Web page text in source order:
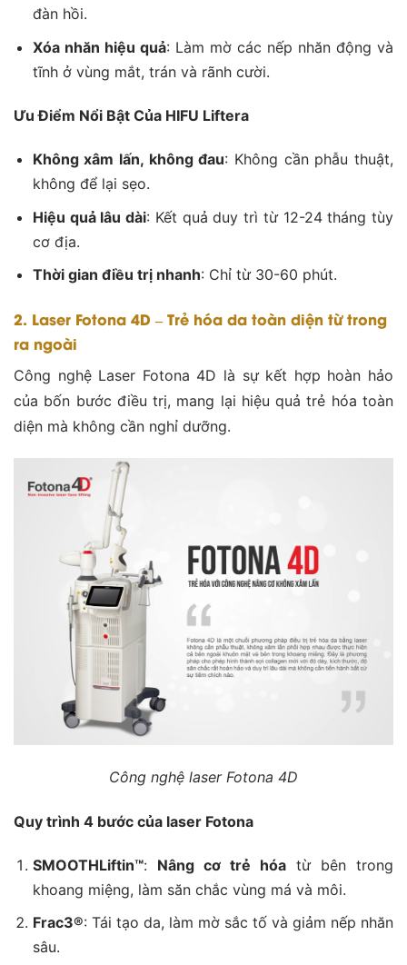
đàn hồi.
Xóa nhăn hiệu quả: Làm mờ các nếp nhăn động và
tĩnh ở vùng mắt, trán và rãnh cười.
Ưu Điểm Nổi Bật Của HIFU Liftera
Không xâm lấn, không đau: Không cần phẫu thuật,
không để lại sẹo.
Hiệu quả lâu dài: Kết quả duy trì từ 12-24 tháng tùy
cơ địa.
Thời gian điều trị nhanh: Chỉ từ 30-60 phút.
2. Laser Fotona 4D – Trẻ hóa da toàn diện từ trong
ra ngoài
Công nghệ Laser Fotona 4D là sự kết hợp hoàn hảo
của bốn bước điều trị, mang lại hiệu quả trẻ hóa toàn
diện mà không cần nghỉ dưỡng.
Công nghệ laser Fotona 4D
Quy trình 4 bước của laser Fotona
SMOOTHLiftin™: Nâng cơ trẻ hóatừ bên trong
khoang miệng, làm săn chắc vùng má và môi.
Frac3®: Tái tạo da, làm mờ sắc tố và giảm nếp nhăn
sâu.